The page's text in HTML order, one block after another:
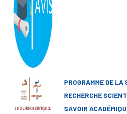
PROGRAMME DE LA
RECHERCHE
SAVOIR